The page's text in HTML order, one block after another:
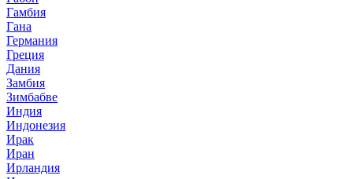
Гамбия
Гана
Германия
Греция
Дания
Замбия
Зимбабве
Индия
Индонезия
Ирак
Иран
Ирландия